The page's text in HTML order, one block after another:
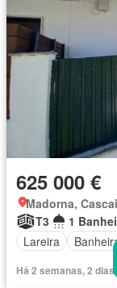
625 000 €
Madorna,
T3
1
Lareira
Há 2 semanas, 2